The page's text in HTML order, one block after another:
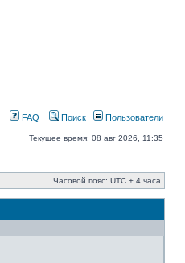
FAQ Поиск Пользователи
Текущее время: 08 авг 2026, 11:35
Часовой пояс: UTC + 4 часа